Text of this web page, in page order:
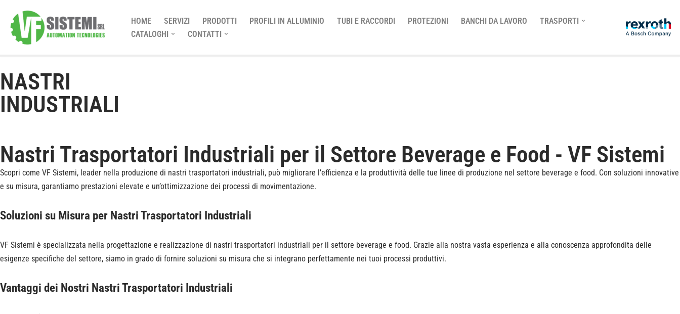
Vai
HOME SERVIZI PRODOTTI PROFILI IN ALLUMINIO TUBI E RACCORDI PROTEZIONI BANCHI DA LAVORO
TRASPORTI
CATALOGHI
CONTATTI
NASTRI
INDUSTRIALI
Nastri Trasportatori Industriali per il Settore Beverage e Food - VF Sistemi
Scopri come VF Sistemi, leader nella produzione di nastri trasportatori industriali, può migliorare l’efficienza e la produttività delle tue linee di produzione nel settore beverage e food. Con soluzioni innovative
e su misura, garantiamo prestazioni elevate e un’ottimizzazione dei processi di movimentazione.
Soluzioni su Misura per Nastri Trasportatori Industriali
VF Sistemi è specializzata nella progettazione e realizzazione di nastri trasportatori industriali per il settore beverage e food. Grazie alla nostra vasta esperienza e alla conoscenza approfondita delle
esigenze specifiche del settore, siamo in grado di fornire soluzioni su misura che si integrano perfettamente nei tuoi processi produttivi.
Vantaggi dei Nostri Nastri Trasportatori Industriali